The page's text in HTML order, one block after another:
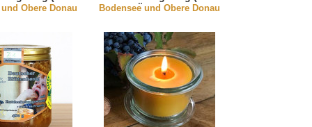
003)
Obere Donau
ÖKO-003)
Bodensee und Obere Donau